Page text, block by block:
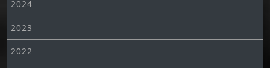
2024
2023
2022